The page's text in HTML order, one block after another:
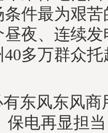
件最为艰
昼夜、连续发
多万群众